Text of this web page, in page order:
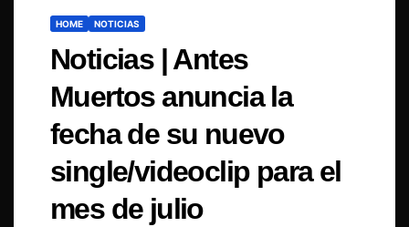
HOME NOTICIAS
Noticias | Antes
Muertos anuncia la
fecha de su nuevo
single/videoclip para el
mes de julio